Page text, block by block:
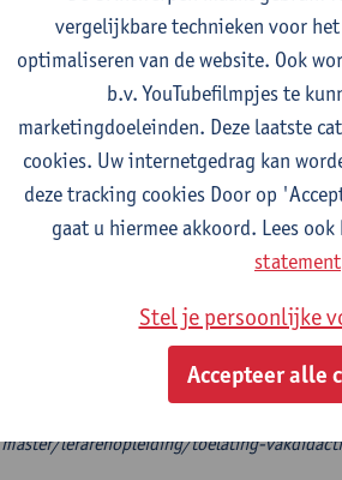
1E/2E SEM
studiepunten
Lesgever(s): Aster Van Mieghem
Hanane Dauwe
Wouter
Jokelien Strobbe
Tania
Introductie vakdidactiek
Verplicht: 3 studiepunten, indien één
6 studiepunten, indien 2 vakdidactieken
In het modeltraject kies je 2 introducties
introductie vakdidactiek, dan kies je twee
PAV mag je niet als enige vakdidactiek nemen.
Niet zeker welke (Introductie) vakdidactiek
master/lerarenopleiding/toelating-
vergelijkbare technieken voor
optimaliseren van de website. Ook
b.v. YouTubefilmpjes te
marketingdoeleinden. Deze laatste
cookies. Uw internetgedrag kan
deze tracking cookies Door op
gaat u hiermee akkoord. Lees
statement
Stel je persoonlijke
Accepteer alle